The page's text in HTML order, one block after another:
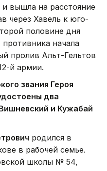
и вышла на расстояние
через Хавель к юго-
половине дня
начала
пролив Альт-Гельтов
й армии.
звания Героя
два
и Кужабай
родился в
в рабочей семье.
школы № 54,